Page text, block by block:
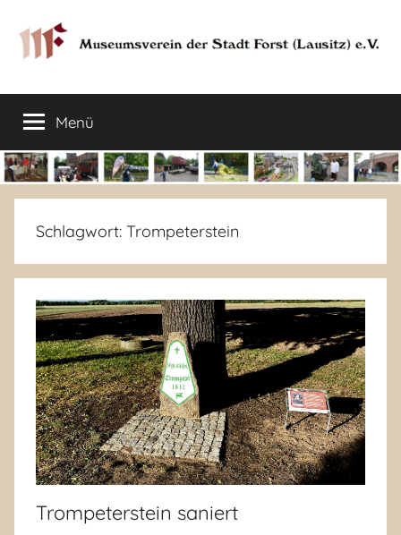
Inhalt
springen
Museumsverein
der
Stadt
Forst
(Lausitz)
e.V.
37
–
03149
Menü
Schlagwort: Trompeterstein
Trompeterstein saniert